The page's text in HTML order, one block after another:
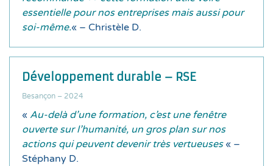
essentielle pour nos entreprises mais aussi pour
soi-même.« – Christèle D.
Développement durable – RSE
Besançon – 2024
« Au-delà d’une formation, c’est une fenêtre
ouverte sur l’humanité, un gros plan sur nos
actions qui peuvent devenir très vertueuses « –
Stéphany D.